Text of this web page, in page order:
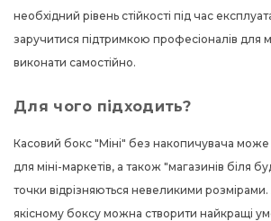
необхідний рівень стійкості під час
заручитися підтримкою професіоналів для
виконати самостійно.
Для чого підходить?
Касовий бокс "Міні" без накопичувача може
для міні-маркетів, а також "магазинів біля
точки відрізняються невеликими
якісному боксу можна створити найкращі